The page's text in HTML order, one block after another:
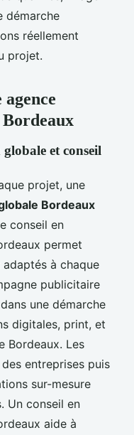
démarche
réellement
projet.
et conseil
projet, une
Bordeaux
conseil en
permet
adaptés à chaque
publicitaire
une démarche
digitales, print, et
Bordeaux. Les
entreprises puis
sur-mesure
Un conseil en
aide à